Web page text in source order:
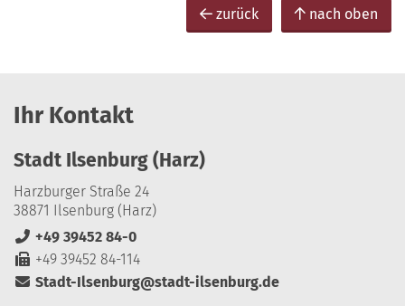
zurück nach oben
Ihr Kontakt
Stadt Ilsenburg (Harz)
Harzburger Straße 24
38871 Ilsenburg (Harz)
+49 39452 84-0
+49 39452 84-114
Stadt-Ilsenburg@stadt-ilsenburg.de